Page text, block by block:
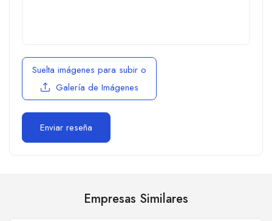
Suelta imágenes para subir o
Galería de Imágenes
Empresas Similares